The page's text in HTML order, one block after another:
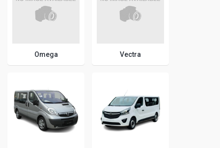
Omega Vectra